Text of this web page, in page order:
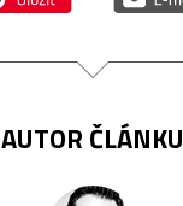
AUTOR ČLÁNKU